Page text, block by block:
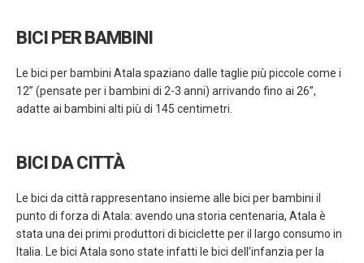
BICI PER BAMBINI
Le bici per bambini Atala spaziano dalle taglie più piccole come i
12” (pensate per i bambini di 2-3 anni) arrivando fino ai 26”,
adatte ai bambini alti più di 145 centimetri.
BICI DA CITTÀ
Le bici da città rappresentano insieme alle bici per bambini il
punto di forza di Atala: avendo una storia centenaria, Atala è
stata una dei primi produttori di biciclette per il largo consumo in
Italia. Le bici Atala sono state infatti le bici dell’infanzia per la